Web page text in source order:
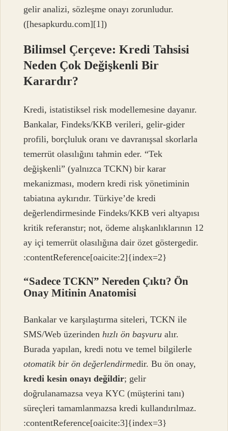
gelir analizi, sözleşme onayı zorunludur.
([hesapkurdu.com][1])
Bilimsel Çerçeve: Kredi Tahsisi
Neden Çok Değişkenli Bir
Karardır?
Kredi, istatistiksel risk modellemesine dayanır.
Bankalar, Findeks/KKB verileri, gelir-gider
profili, borçluluk oranı ve davranışsal skorlarla
temerrüt olasılığını tahmin eder. “Tek
değişkenli” (yalnızca TCKN) bir karar
mekanizması, modern kredi risk yönetiminin
tabiatına aykırıdır. Türkiye’de kredi
değerlendirmesinde Findeks/KKB veri altyapısı
kritik referanstır; not, ödeme alışkanlıklarının 12
ay içi temerrüt olasılığına dair özet göstergedir.
:contentReference[oaicite:2]{index=2}
“Sadece TCKN” Nereden Çıktı? Ön
Onay Mitinin Anatomisi
Bankalar ve karşılaştırma siteleri, TCKN ile
SMS/Web üzerinden hızlı ön başvuru alır.
Burada yapılan, kredi notu ve temel bilgilerle
otomatik bir ön değerlendirmedir. Bu ön onay,
kredi kesin onayı değildir; gelir
doğrulanamazsa veya KYC (müşterini tanı)
süreçleri tamamlanmazsa kredi kullandırılmaz.
:contentReference[oaicite:3]{index=3}